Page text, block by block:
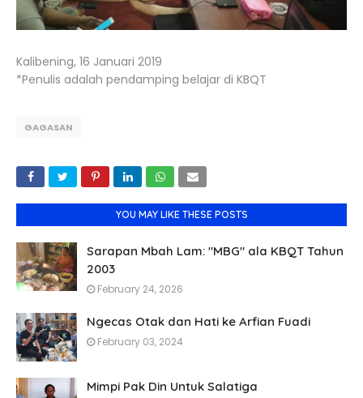
Kalibening, 16 Januari 2019
*Penulis adalah pendamping belajar di KBQT
GAGASAN
YOU MAY LIKE THESE POSTS
Sarapan Mbah Lam: "MBG" ala KBQT Tahun
2003
February 24, 2026
Ngecas Otak dan Hati ke Arfian Fuadi
February 03, 2024
Mimpi Pak Din Untuk Salatiga